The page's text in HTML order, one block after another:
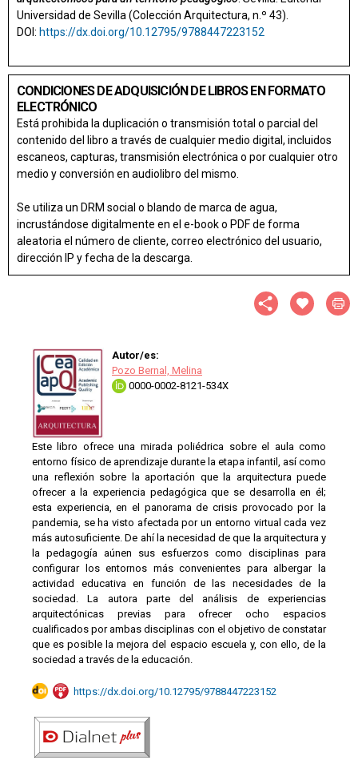
Universidad de Sevilla (Colección Arquitectura, n.º 43).
DOI: https://dx.doi.org/10.12795/9788447223152
CONDICIONES DE ADQUISICIÓN DE LIBROS EN FORMATO
ELECTRÓNICO
Está prohibida la duplicación o transmisión total o parcial del
contenido del libro a través de cualquier medio digital, incluidos
escaneos, capturas, transmisión electrónica o por cualquier otro
medio y conversión en audiolibro del mismo.
Se utiliza un DRM social o blando de marca de agua,
incrustándose digitalmente en el e-book o PDF de forma
aleatoria el número de cliente, correo electrónico del usuario,
dirección IP y fecha de la descarga.
Autor/es:
Pozo Bernal, Melina
0000-0002-8121-534X
Este libro ofrece una mirada poliédrica sobre el aula como
entorno físico de aprendizaje durante la etapa infantil, así como
una reflexión sobre la aportación que la arquitectura puede
ofrecer a la experiencia pedagógica que se desarrolla en él;
esta experiencia, en el panorama de crisis provocado por la
pandemia, se ha visto afectada por un entorno virtual cada vez
más autosuficiente. De ahí la necesidad de que la arquitectura y
la pedagogía aúnen sus esfuerzos como disciplinas para
configurar los entornos más convenientes para albergar la
actividad educativa en función de las necesidades de la
sociedad. La autora parte del análisis de experiencias
arquitectónicas previas para ofrecer ocho espacios
cualificados por ambas disciplinas con el objetivo de constatar
que es posible la mejora del espacio escuela y, con ello, de la
sociedad a través de la educación.
https://dx.doi.org/10.12795/9788447223152